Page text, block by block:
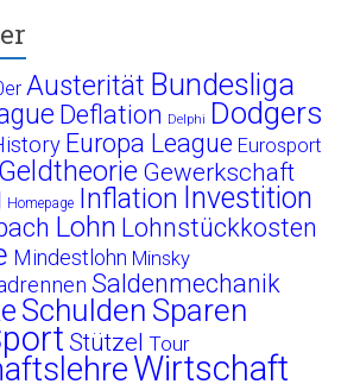
Austerität Bundesliga
Deflation Delphi Dodgers
Europa League Eurosport
Geldtheorie Gewerkschaft
Homepage Inflation Investition
Lohn Lohnstückkosten
Mindestlohn Minsky
Saldenmechanik
Schulden Sparen
Stützel Tour
Wirtschaft